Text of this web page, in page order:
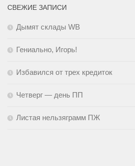
СВЕЖИЕ ЗАПИСИ
Дымят склады WB
Гениально, Игорь!
Избавился от трех кредиток
Четверг — день ПП
Листая нельзяграмм ПЖ